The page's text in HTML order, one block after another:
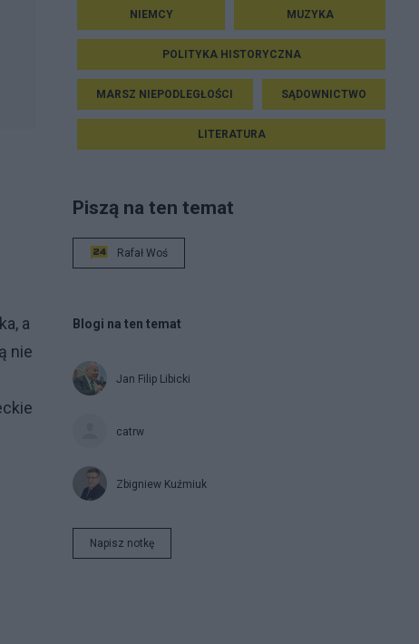
a
nie
NIEMCY MUZYKA
POLITYKA HISTORYCZNA
MARSZ NIEPODLEGŁOŚCI SĄDOWNICTWO
LITERATURA
Piszą na ten temat
Rafał Woś
Blogi na ten temat
Jan Filip Libicki
catrw
Zbigniew Kuźmiuk
Napisz notkę